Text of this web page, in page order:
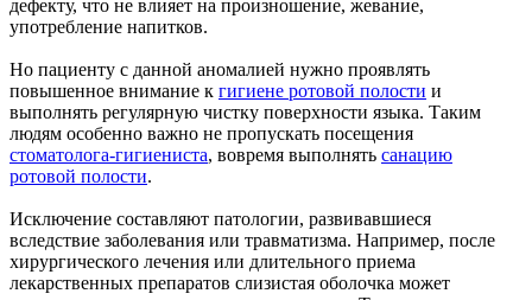
дефекту, что не влияет на произношение, жевание,
употребление напитков.
Но пациенту с данной аномалией нужно проявлять
повышенное внимание к гигиене ротовой полости и
выполнять регулярную чистку поверхности языка. Таким
людям особенно важно не пропускать посещения
стоматолога-гигиениста, вовремя выполнять санацию
ротовой полости.
Исключение составляют патологии, развивавшиеся
вследствие заболевания или травматизма. Например, после
хирургического лечения или длительного приема
лекарственных препаратов слизистая оболочка может